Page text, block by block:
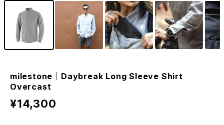
milestone｜Daybreak Long Sleeve Shirt
Overcast
¥14,300